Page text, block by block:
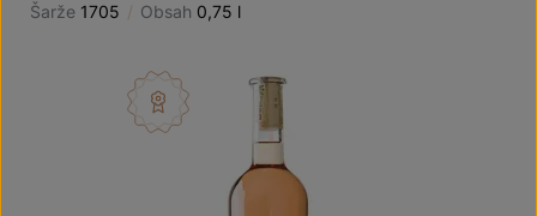
Šarže 1705 / Obsah 0,75 l